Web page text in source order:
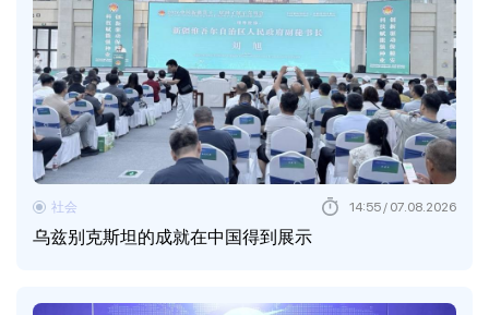
乌兹别克斯坦的成就在中国得到展示
社会 14:55 / 07.08.2026